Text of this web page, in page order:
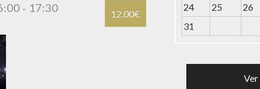
- 17:30 12.00€
24
25 26
31
Ver